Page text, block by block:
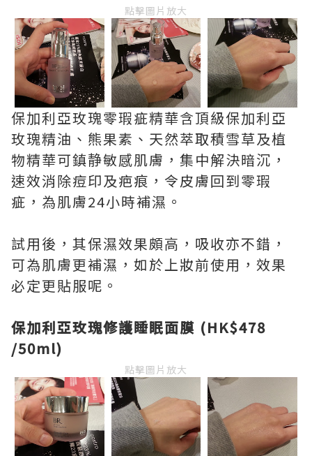
點擊圖片放大
保加利亞玫瑰零瑕疵精華含頂級保加利亞
玫瑰精油、熊果素、天然萃取積雪草及植
物精華可鎮静敏感肌膚，集中解決暗沉，
速效消除痘印及疤痕，令皮膚回到零瑕
疵，為肌膚24小時補濕。
試用後，其保濕效果頗高，吸收亦不錯，
可為肌膚更補濕，如於上妝前使用，效果
必定更貼服呢。
保加利亞玫瑰修護睡眠面膜 (HK$478
/50ml)
點擊圖片放大